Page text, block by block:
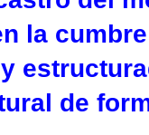
la
de